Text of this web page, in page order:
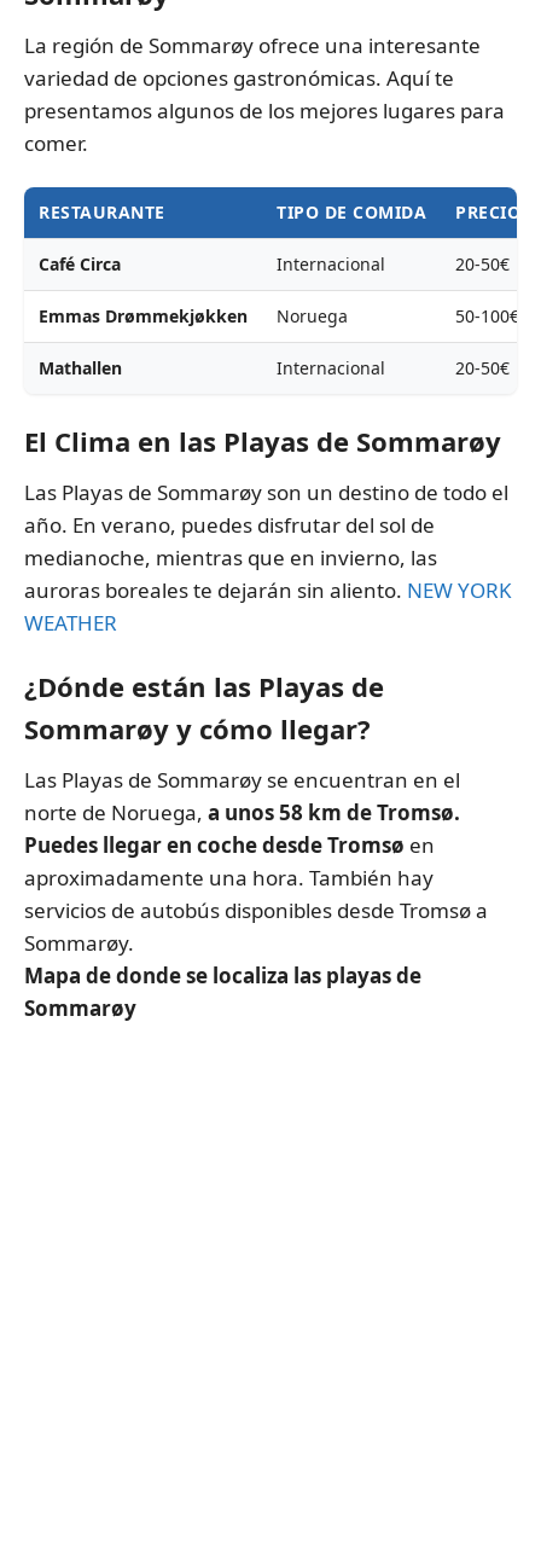
La región de Sommarøy ofrece una interesante
variedad de opciones gastronómicas. Aquí te
presentamos algunos de los mejores lugares para
comer.
RESTAURANTE TIPO DE COMIDA PRECIO
Café Circa Internacional 20-50€
Emmas Drømmekjøkken Noruega 50-100€
Mathallen Internacional 20-50€
El Clima en las Playas de Sommarøy
Las Playas de Sommarøy son un destino de todo el
año. En verano, puedes disfrutar del sol de
medianoche, mientras que en invierno, las
auroras boreales te dejarán sin aliento. NEW YORK
WEATHER
¿Dónde están las Playas de
Sommarøy y cómo llegar?
Las Playas de Sommarøy se encuentran en el
norte de Noruega, a unos 58 km de Tromsø.
Puedes llegar en coche desde Tromsø en
aproximadamente una hora. También hay
servicios de autobús disponibles desde Tromsø a
Sommarøy.
Mapa de donde se localiza las playas de
Sommarøy